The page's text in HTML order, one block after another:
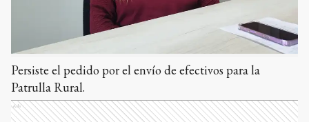
Persiste el pedido por el envío de efectivos para la
Patrulla Rural.
Ads